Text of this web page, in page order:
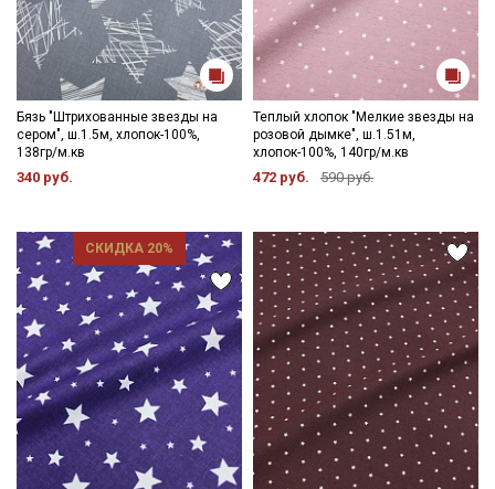
Бязь "Штрихованные звезды на
сером", ш.1.5м, хлопок-100%,
138гр/м.кв
340 руб.
Теплый хлопок "Мелкие звезды на
розовой дымке", ш.1.51м,
хлопок-100%, 140гр/м.кв
472 руб. 590 руб.
СКИДКА 20%